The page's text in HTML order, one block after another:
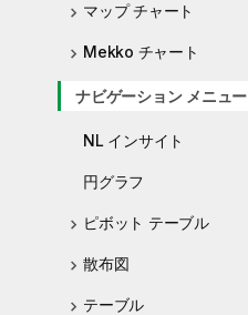
マップ チャート
Mekko チャート
ナビゲーション メニュー
NL インサイト
円グラフ
ピボット テーブル
散布図
テーブル